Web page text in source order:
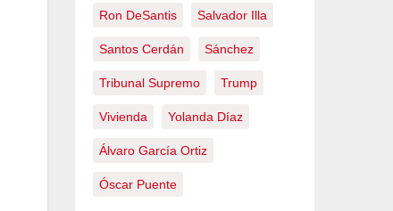
Ron DeSantis Salvador Illa
Santos Cerdán Sánchez
Tribunal Supremo Trump
Vivienda Yolanda Díaz
Álvaro García Ortiz
Óscar Puente